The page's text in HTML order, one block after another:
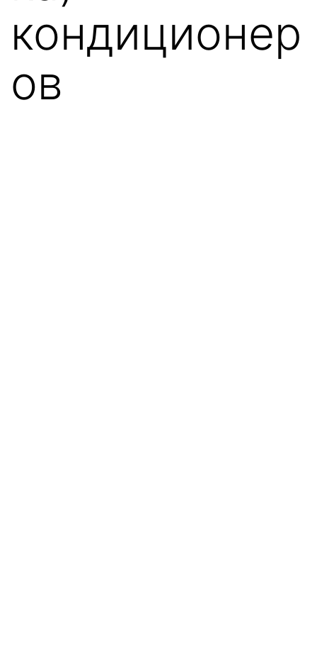
кондиционер
ов